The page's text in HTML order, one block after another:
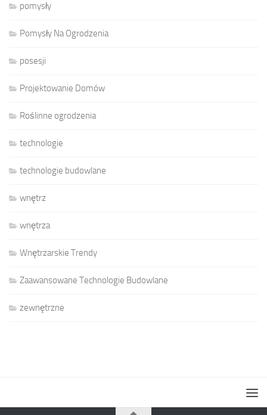
pomysły
Pomysły Na Ogrodzenia
posesji
Projektowanie Domów
Roślinne ogrodzenia
technologie
technologie budowlane
wnętrz
wnętrza
Wnętrzarskie Trendy
Zaawansowane Technologie Budowlane
zewnętrzne